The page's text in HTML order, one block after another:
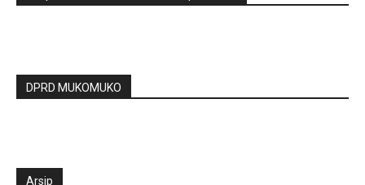
DPRD MUKOMUKO
Arsip